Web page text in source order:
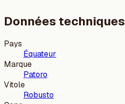
Données techniques
Pays
Équateur
Marque
Patoro
Vitole
Robusto